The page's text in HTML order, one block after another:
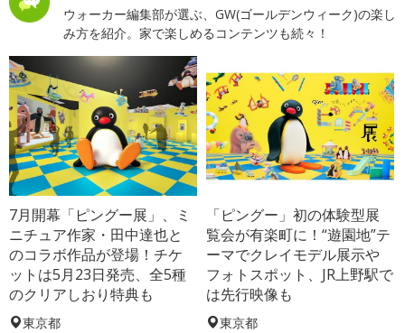
ウォーカー編集部が選ぶ、GW(ゴールデンウィーク)の楽し
み方を紹介。家で楽しめるコンテンツも続々！
7月開幕「ピングー展」、ミ
ニチュア作家・田中達也と
のコラボ作品が登場！チケ
ットは5月23日発売、全5種
のクリアしおり特典も
東京都
「ピングー」初の体験型展
覧会が有楽町に！“遊園地”テ
ーマでクレイモデル展示や
フォトスポット、JR上野駅で
は先行映像も
東京都